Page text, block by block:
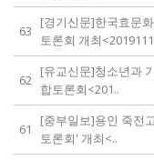
63
[경기신문]한국효문
토론회 개최
62
[유교신문]청소년과
합토론회<201..
61
[중부일보]용인 죽전
토론회' 개최<..